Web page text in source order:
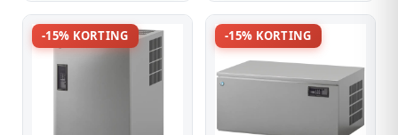
-15% KORTING -15% KORTING